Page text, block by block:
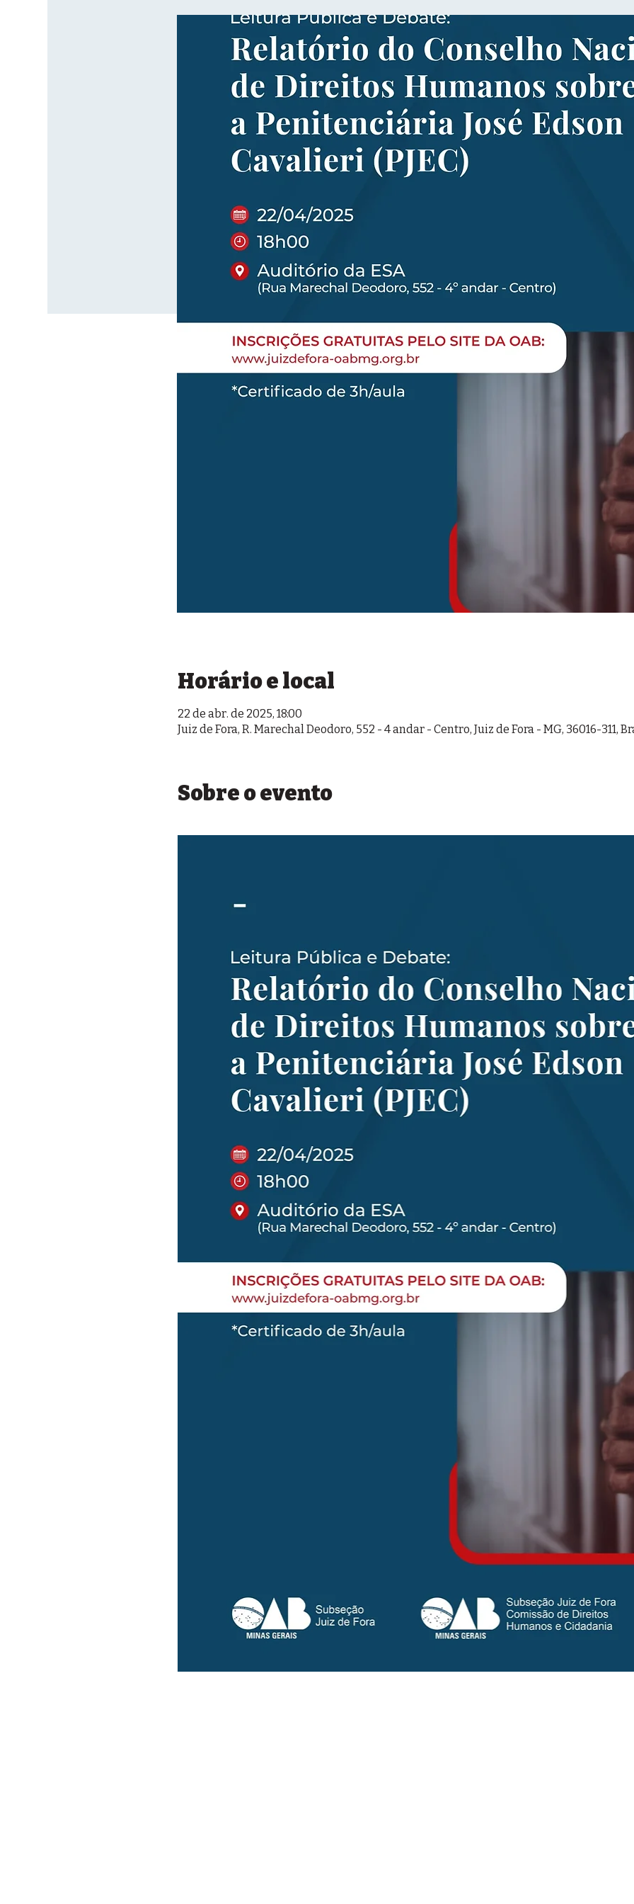
Horário e local
22 de abr. de 2025, 18:00
Juiz de Fora, R. Marechal Deodoro, 552 - 4 andar - Centro, Juiz de Fora - MG, 36016-311,
Sobre o evento